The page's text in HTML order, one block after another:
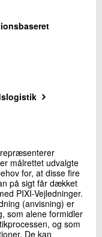
målrettet udvalgte
for, at disse fire
på sigt får dækket
PIXI-Vejledninger.
(anvisning) er
som alene formidler
og som
De kan